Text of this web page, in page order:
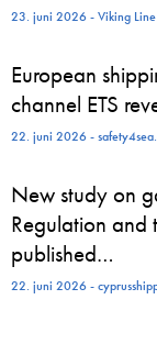
23. juni 2026 - Viking
European
channel ETS
22. juni 2026 -
New study on
Regulation and
published…
22. juni 2026 -